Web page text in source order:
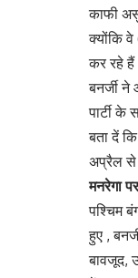
काफी
क्योंकि
कर रहे
बनर्जी
पार्टी के
बता दें
अप्रैल से
मनरेगा
पश्चिम
हुए ,
बावजूद,